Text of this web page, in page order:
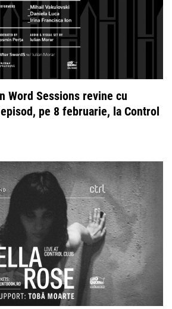
Word Sessions revine cu
pe 8 februarie, la Control